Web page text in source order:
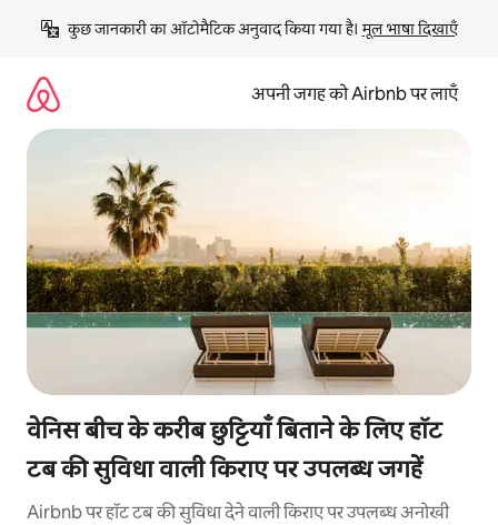
छोड़कर
कॉन्टेंट
कुछ जानकारी का ऑटोमैटिक अनुवाद किया गया है। मूल भाषा दिखाएँ
अपनी जगह को Airbnb पर लाएँ
वेनिस बीच के करीब छुट्टियाँ बिताने के लिए हॉट
टब की सुविधा वाली किराए पर उपलब्ध जगहें
Airbnb पर हॉट टब की सुविधा देने वाली किराए पर उपलब्ध अनोखी